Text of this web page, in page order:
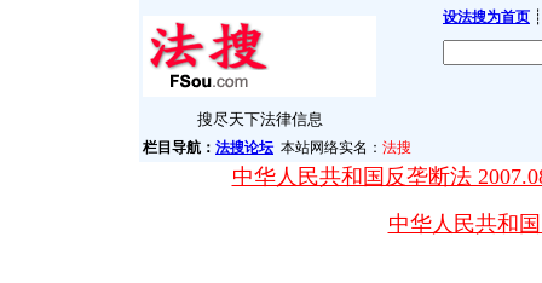
搜尽天下法律信息
设法搜为首页 ┊
栏目导航： 法搜论坛 本站网络实名： 法搜
中华人民共和国反垄断法
中华人民共和